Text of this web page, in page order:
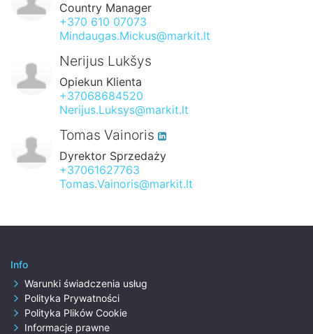
Country Manager
+370 610 07073
Mindaugas.Mickus@markit.lt
Nerijus Lukšys
Opiekun Klienta
+37068684520
Nerijus.Luksys@markit.lt
Tomas Vainoris
Dyrektor Sprzedaży
+37061627763
Tomas.Vainoris@markit.lt
Info
Warunki świadczenia usług
Polityka Prywatności
Polityka Plików Cookie
Informacje prawne